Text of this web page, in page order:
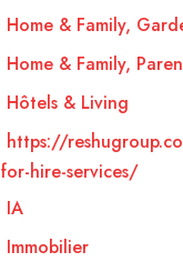
Home & Family,
Home & Family,
Hôtels & Living
https://
for-hire-services/
IA
Immobilier